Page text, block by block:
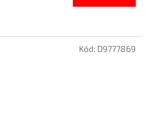
Kód: D9777869